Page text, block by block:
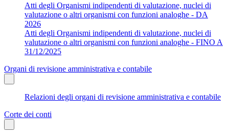
Atti degli Organismi indipendenti di valutazione, nuclei di
valutazione o altri organismi con funzioni analoghe - DA
2026
Atti degli Organismi indipendenti di valutazione, nuclei di
valutazione o altri organismi con funzioni analoghe - FINO A
31/12/2025
Organi di revisione amministrativa e contabile
Relazioni degli organi di revisione amministrativa e contabile
Corte dei conti